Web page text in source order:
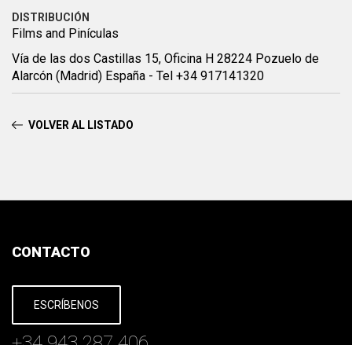
DISTRIBUCIÓN
Films and Pinículas
Vía de las dos Castillas 15, Oficina H 28224 Pozuelo de
Alarcón (Madrid) España - Tel +34 917141320
VOLVER AL LISTADO
CONTACTO
ESCRÍBENOS